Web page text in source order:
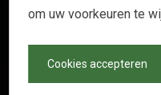
om uw voorkeuren te
Cookies accepteren